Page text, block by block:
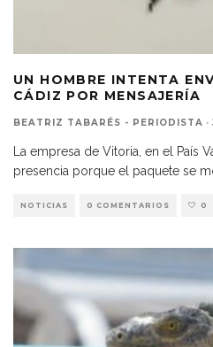
UN HOMBRE INTENTA
CÁDIZ POR MENSAJERÍA
BEATRIZ TABARÉS - PERIODISTA ·
La empresa de Vitoria, en el País
presencia porque el paquete se
NOTICIAS 0 COMENTARIOS 0